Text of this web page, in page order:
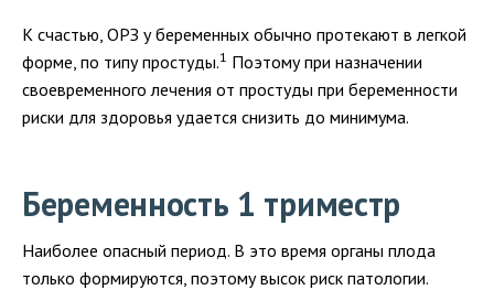
К счастью, ОРЗ у беременных обычно протекают в легкой
форме, по типу простуды.1 Поэтому при назначении
своевременного лечения от простуды при беременности
риски для здоровья удается снизить до минимума.
Беременность 1 триместр
Наиболее опасный период. В это время органы плода
только формируются, поэтому высок риск патологии.